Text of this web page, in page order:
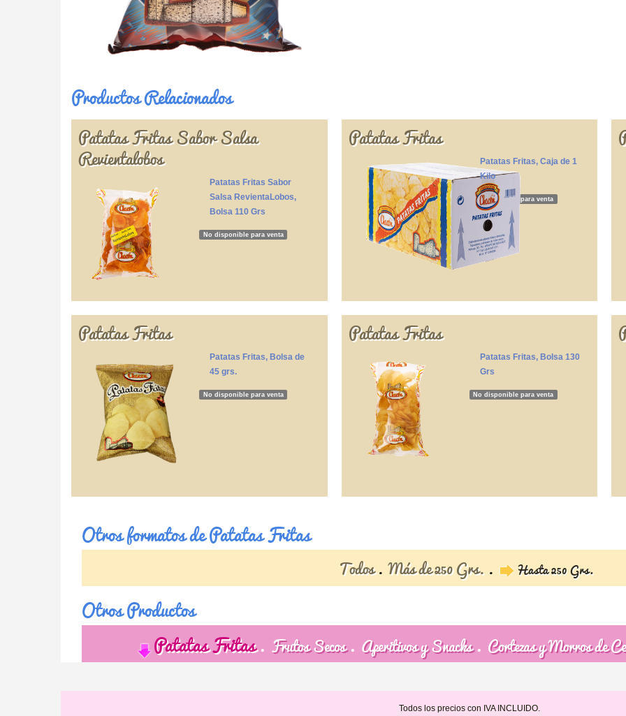
Productos Relacionados
Patatas Fritas Sabor Salsa
Revientalobos
Patatas Fritas Sabor
Salsa RevientaLobos,
Bolsa 110 Grs
No disponible para venta
Patatas Fritas
Patatas Fritas, Caja de 1
Kilo
No disponible para venta
Patatas Fritas
Patatas Fritas, Bolsa de
45 grs.
No disponible para venta
Patatas Fritas
Patatas Fritas, Bolsa 130
Grs
No disponible para venta
Otros formatos de Patatas Fritas
Todos Más de 250 Grs. Hasta 250 Grs.
Otros Productos
Patatas Fritas
Frutos Secos Aperitivos y Snacks Cortezas y Morros de
Todos los precios con IVA INCLUIDO.